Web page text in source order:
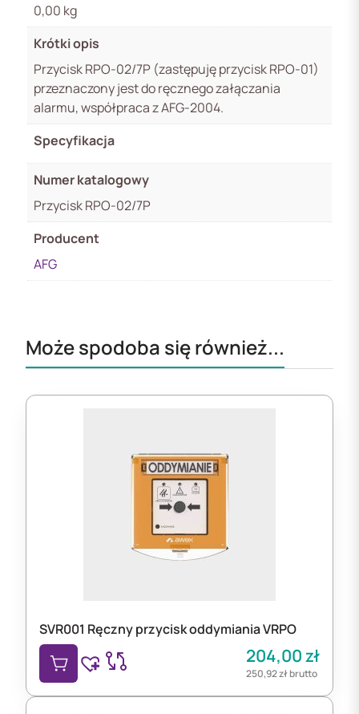
0,00 kg
Krótki opis
Przycisk RPO-02/7P (zastępuję przycisk RPO-01)
przeznaczony jest do ręcznego załączania
alarmu, współpraca z AFG-2004.
Specyfikacja
Numer katalogowy
Przycisk RPO-02/7P
Producent
AFG
Może spodoba się również...
SVR001 Ręczny przycisk oddymiania VRPO
204,00zł
250,92złbrutto